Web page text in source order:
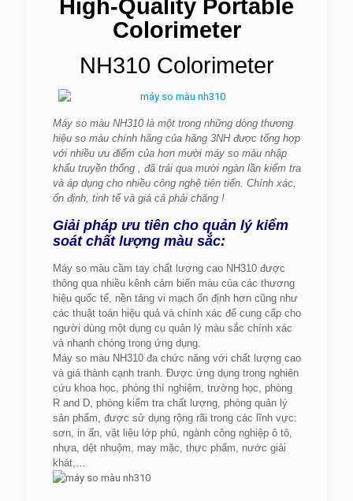
High-Quality Portable
Colorimeter
NH310 Colorimeter
Máy so màu NH310 là một trong những dòng thương
hiệu so màu chính hãng của hãng 3NH được tổng hợp
với nhiều ưu điểm của hơn mười máy so màu nhập
khẩu truyền thống , đã trải qua mười ngàn lần kiểm tra
và áp dụng cho nhiều công nghệ tiên tiến. Chính xác,
ổn định, tinh tế và giá cả phải chăng !
Giải pháp ưu tiên cho quản lý kiểm
soát chất lượng màu sắc:
Máy so màu cầm tay chất lượng cao NH310 được
thông qua nhiều kênh cảm biến màu của các thương
hiệu quốc tế, nền tảng vi mạch ổn định hơn cũng như
các thuật toán hiệu quả và chính xác để cung cấp cho
người dùng một dụng cụ quản lý màu sắc chính xác
và nhanh chóng trong ứng dụng.
Máy so màu NH310 đa chức năng với chất lượng cao
và giá thành cạnh tranh. Được ứng dụng trong nghiên
cứu khoa học, phòng thí nghiệm, trường học, phòng
R and D, phòng kiểm tra chất lượng, phòng quản lý
sản phẩm, được sử dụng rộng rãi trong các lĩnh vực:
sơn, in ấn, vật liệu lớp phủ, ngành công nghiệp ô tô,
nhựa, dệt nhuộm, may mặc, thực phẩm, nước giải
khát,…